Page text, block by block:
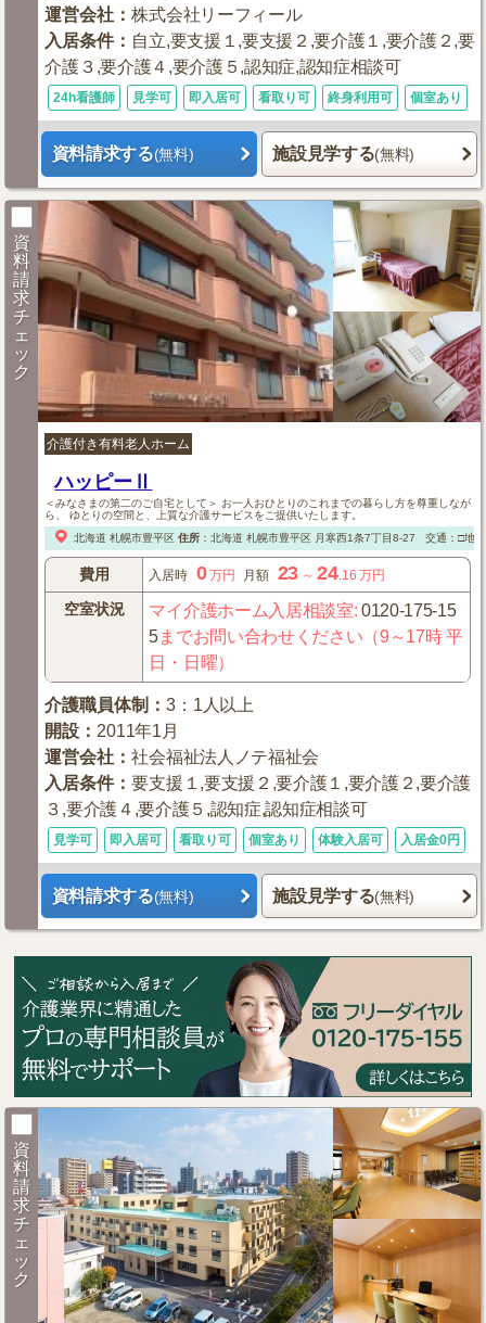
運営会社 ：株式会社リーフィール
入居条件： 自立,要支援１,要支援２,要介護１,要介護２,要
介護３,要介護４,要介護５,認知症,認知症相談可
24h看護師 見学可 即入居可 看取り可 終身利用可 個室あり
資料請求する(無料) 施設見学する(無料)
資
料
請
求
チ
ェ
ッ
ク
介護付き有料老人ホーム
ハッピーⅡ
＜みなさまの第二のご自宅として＞ お一人おひとりのこれまでの暮らし方を尊重しなが
ら、 ゆとりの空間と、上質な介護サービスをご提供いたします。
北海道 札幌市豊平区 住所： 北海道 札幌市豊平区月寒西1条7丁目8-27 交通：□地
費用 入居時 0万円 月額 23 ～24 .16 万円
空室状況 マイ介護ホーム入居相談室:0120-175-15
5までお問い合わせください（9～17時 平
日・日曜）
介護職員体制 ：3：1人以上
開設 ： 2011年1月
運営会社 ：社会福祉法人ノテ福祉会
入居条件：要支援１,要支援２,要介護１,要介護２,要介護
３,要介護４,要介護５,認知症,認知症相談可
見学可 即入居可 看取り可 個室あり 体験入居可 入居金0円
資料請求する(無料) 施設見学する(無料)
資
料
請
求
チ
ェ
ッ
ク